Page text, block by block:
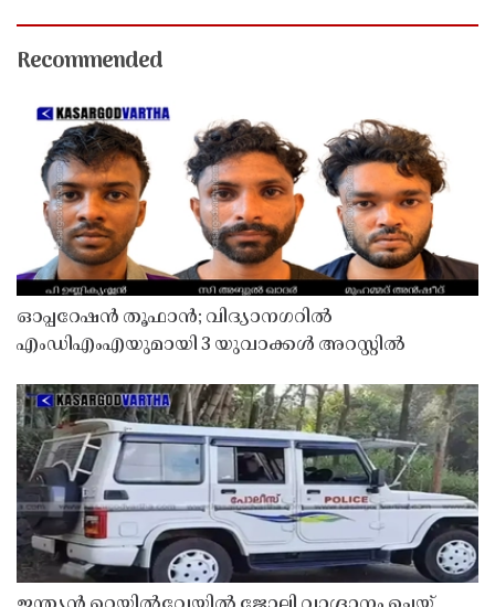
Recommended
ഓപ്പറേഷൻ തൂഫാൻ; വിദ്യാനഗറിൽ
എംഡിഎംഎയുമായി 3 യുവാക്കൾ അറസ്റ്റിൽ